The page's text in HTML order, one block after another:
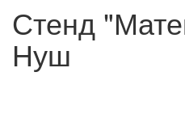
Стенд
Нуш